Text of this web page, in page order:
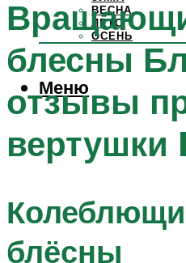
ВЕСНА
ЛЕТО
ОСЕНЬ
Меню
блесны
отзывы
вертушки
блёсны